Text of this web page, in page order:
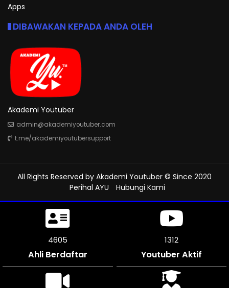
Apps
DIBAWAKAN KEPADA ANDA OLEH
Akademi Youtuber
admin@akademiyoutuber.com
t.me/akademiyoutubersupport
All Rights Reserved by Akademi Youtuber © Since 2020
Perihal AYU
Hubungi Kami
5136
Ahli Berdaftar
1312
Youtuber Aktif